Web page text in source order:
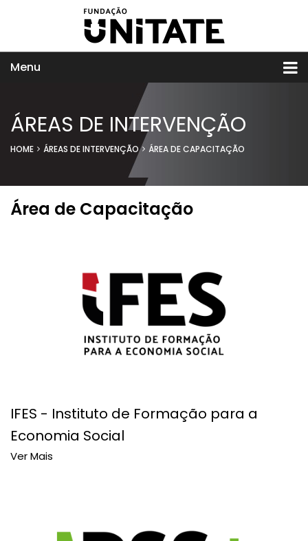
Menu
ÁREAS DE INTERVENÇÃO
HOME ÁREAS DE INTERVENÇÃO ÁREA DE CAPACITAÇÃO
Área de Capacitação
IFES - Instituto de Formação para a
Economia Social
Ver Mais